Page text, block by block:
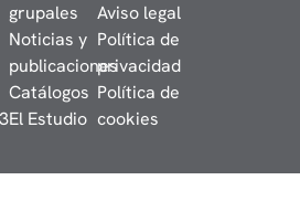
grupales
Noticias y
publicaciones
Catálogos
El Estudio
Aviso legal
Política de
privacidad
Política de
cookies